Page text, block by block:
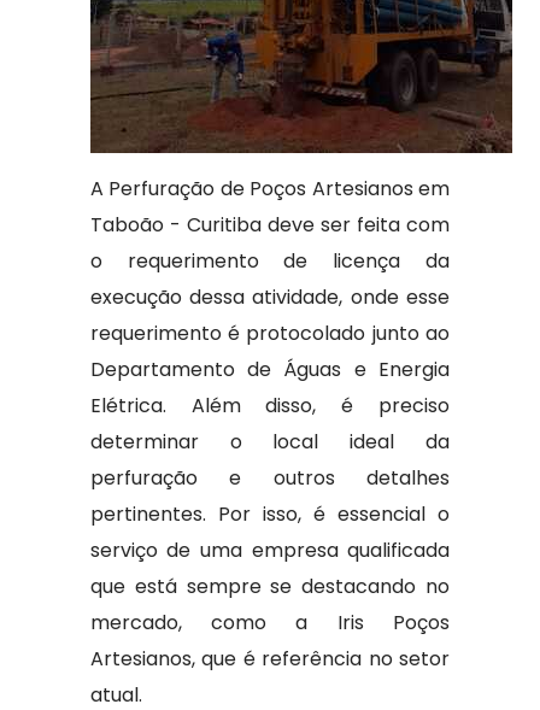
A Perfuração de Poços Artesianos em
Taboão - Curitiba deve ser feita com
o requerimento de licença da
execução dessa atividade, onde esse
requerimento é protocolado junto ao
Departamento de Águas e Energia
Elétrica. Além disso, é preciso
determinar o local ideal da
perfuração e outros detalhes
pertinentes. Por isso, é essencial o
serviço de uma empresa qualificada
que está sempre se destacando no
mercado, como a Iris Poços
Artesianos, que é referência no setor
atual.